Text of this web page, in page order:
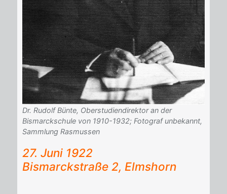
Dr. Rudolf Bünte, Oberstudiendirektor an der
Bismarckschule von 1910-1932; Fotograf unbekannt,
Sammlung Rasmussen
27. Juni 1922
Bis­marck­stra­ße 2, Elms­horn